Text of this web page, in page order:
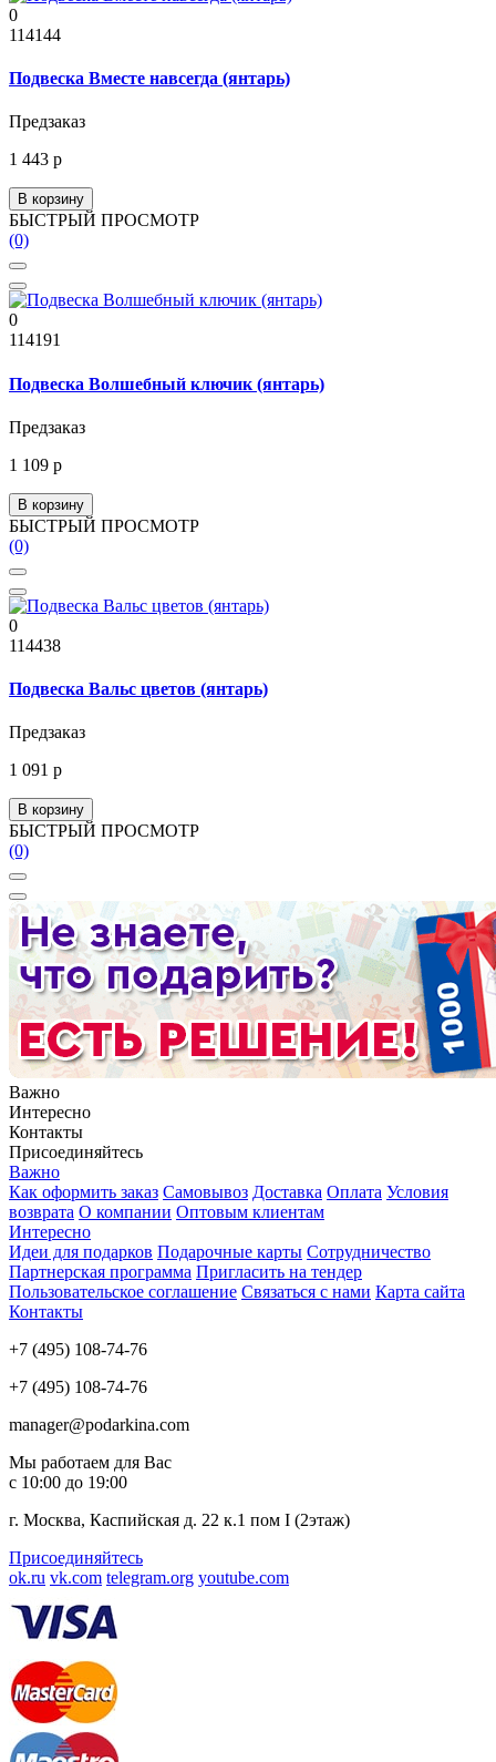
0
114144
Подвеска Вместе навсегда (янтарь)
Предзаказ
1 443 р
В корзину
БЫСТРЫЙ ПРОСМОТР
(0)
0
114191
Подвеска Волшебный ключик (янтарь)
Предзаказ
1 109 р
В корзину
БЫСТРЫЙ ПРОСМОТР
(0)
0
114438
Подвеска Вальс цветов (янтарь)
Предзаказ
1 091 р
В корзину
БЫСТРЫЙ ПРОСМОТР
(0)
Важно
Интересно
Контакты
Присоединяйтесь
Важно
Как оформить заказ Самовывоз Доставка Оплата Условия
возврата О компании Оптовым клиентам
Интересно
Идеи для подарков Подарочные карты Сотрудничество
Партнерская программа Пригласить на тендер
Пользовательское соглашение Связаться с нами Карта сайта
Контакты
+7 (495) 108-74-76
+7 (495) 108-74-76
manager@podarkina.com
Мы работаем для Вас
с 10:00 до 19:00
г. Москва, Каспийская д. 22 к.1 пом I (2этаж)
Присоединяйтесь
ok.ru vk.com telegram.org youtube.com